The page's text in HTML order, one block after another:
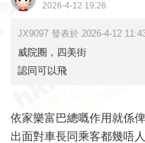
2026-4-12 19:26
JX9097 發表於 2026-4-12
威院圈，四美街
認同可以飛
依家樂富巴總嘅作用就係
出面對車長同乘客都幾唔人